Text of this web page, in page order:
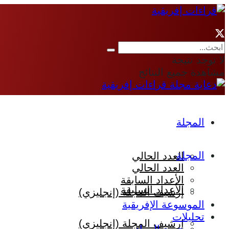
لا توجد نتيجة
مشاهدة جميع النتائج
المجلة
العدد الحالي
الأعداد السابقة
إرشيف المجلة (إنجليزي)
المجلة
العدد الحالي
الأعداد السابقة
إرشيف المجلة (إنجليزي)
الموسوعة الإفريقية
تحليلات